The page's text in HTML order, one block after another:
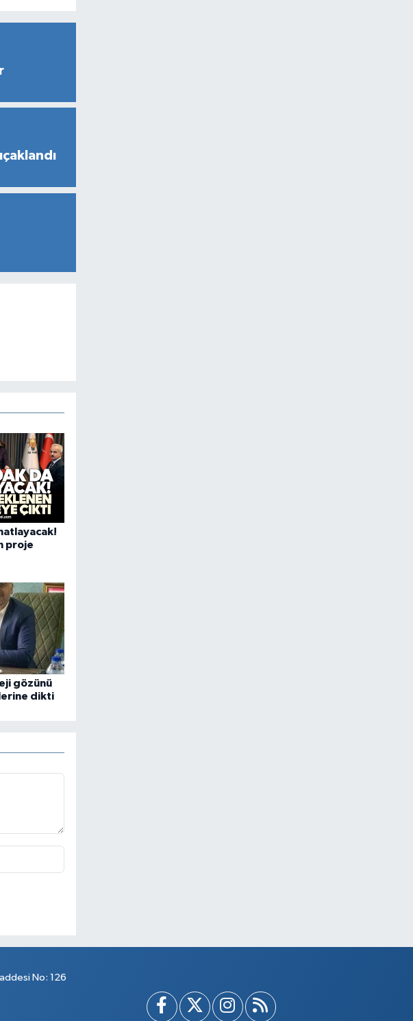
proje
gözünü
dikti
No: 126